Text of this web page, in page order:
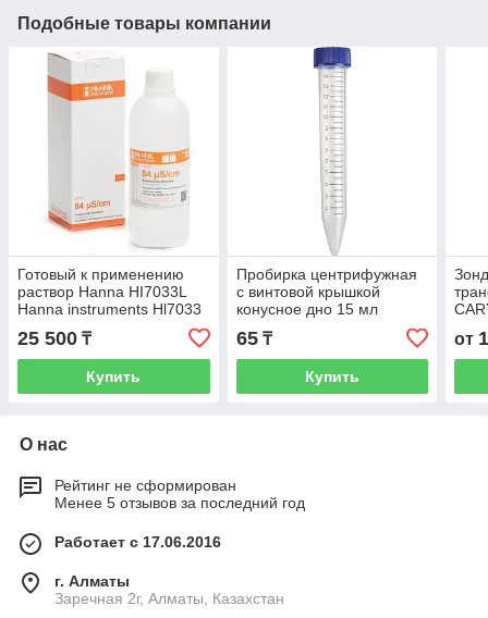
Подобные товары компании
Готовый к применению
раствор Hanna HI7033L
Hanna instruments Hl7033
84 мкСм/см 500ml
25 500 ₸
Купить
Пробирка центрифужная
с винтовой крышкой
конусное дно 15 мл
65₸
Купить
от
О нас
Рейтинг не сформирован
Менее 5 отзывов за последний год
Работает с 17.06.2016
г. Алматы
Заречная 2г, Алматы, Казахстан